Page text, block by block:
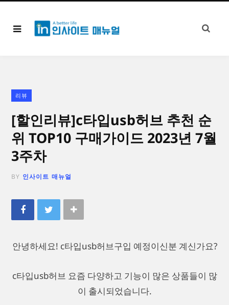
리뷰
[할인리뷰]c타입usb허브 추천 순
위 TOP10 구매가이드 2023년 7월
3주차
BY 인사이트 매뉴얼
안녕하세요! c타입usb허브구입 예정이신분 계신가요?
c타입usb허브 요즘 다양하고 기능이 많은 상품들이 많
이 출시되었습니다.